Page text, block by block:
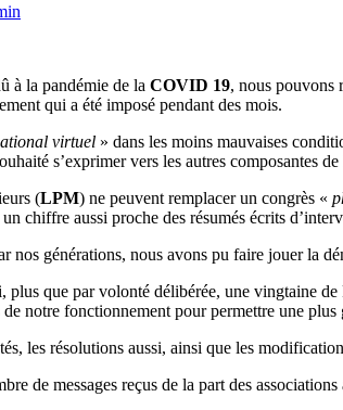
à la pandémie de la COVID 19, nous pouvons
qui a été imposé pendant des mois.
virtuel » dans les moins mauvaises
s’exprimer vers les autres composantes
(LPM) ne peuvent remplacer un congrès «
chiffre aussi proche des résumés écrits
nos générations, nous avons pu faire jouer la
plus que par volonté délibérée, une vingtaine
notre fonctionnement pour permettre une
les résolutions aussi, ainsi que les
de messages reçus de la part des